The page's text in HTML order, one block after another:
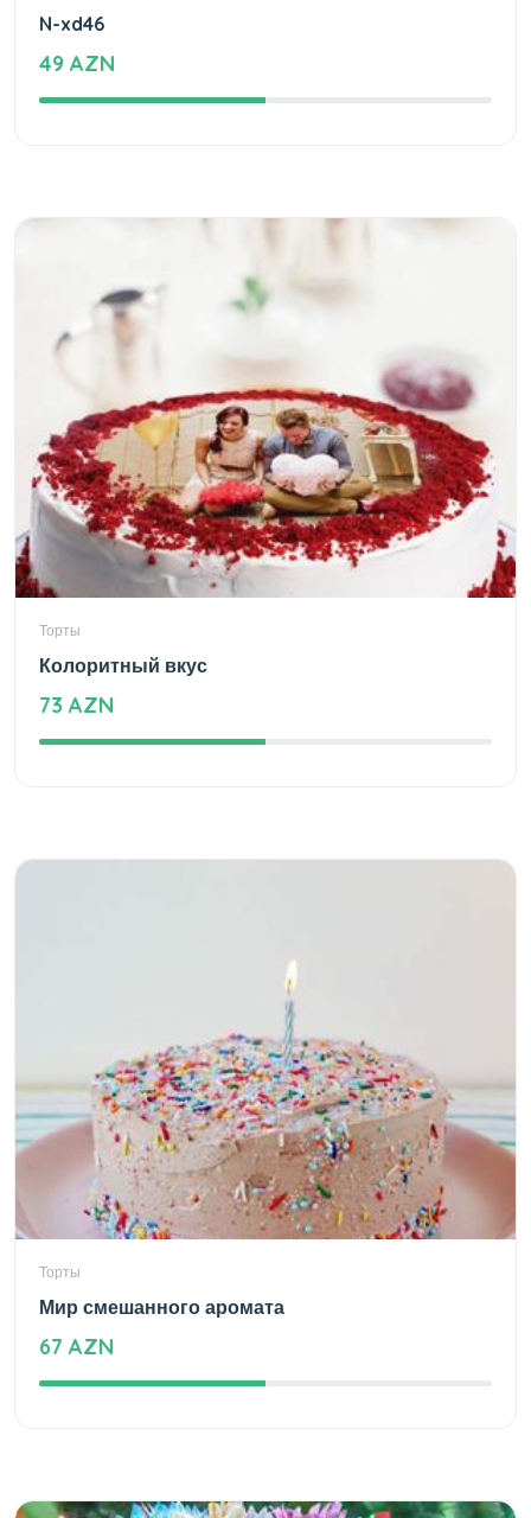
N-xd46
49 AZN
Торты
Колоритный вкус
73 AZN
Торты
Мир смешанного аромата
67 AZN